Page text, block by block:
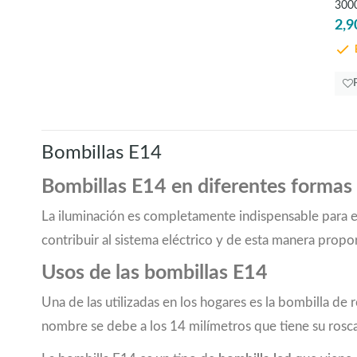
Bombillas E14
Bombillas E14 en diferentes formas
La iluminación es completamente indispensable
contribuir al sistema eléctrico y de esta manera
Usos de las bombillas E14
Una de las utilizadas en los hogares es la bombilla
nombre se debe a los 14 milímetros que tiene su